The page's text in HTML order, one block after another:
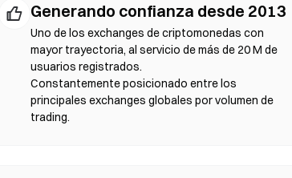
DEX usan contratos inteligentes para ejecutar
de identidad. Conecta una billetera compatible,
confirma el intercambio. Ten en cuenta que se aplican
debido a la profundidad de liquidez. La
EVM, como Ethereum, BNB Chain y Polygon.
Generando confianza desde 2013
Uno de los exchanges de criptomonedas con
mayor trayectoria, al servicio de más de 20 M de
usuarios registrados.
Constantemente posicionado entre los
principales exchanges globales por volumen de
trading.